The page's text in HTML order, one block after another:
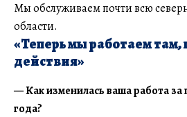
Мы обслуживаем почти всю
области.
«Теперь мы работаем там,
действия»
— Как изменилась ваша работа за
года?